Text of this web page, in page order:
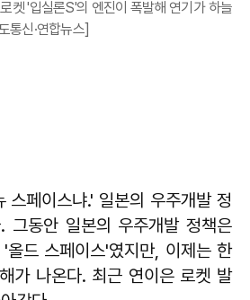
켓 '입실론S'의 엔진이 폭발해 연기가 하늘
통신·연합뉴스]
스페이스냐.' 일본의 우주개발 정
그동안 일본의 우주개발 정책은
올드 스페이스'였지만, 이제는 한
가 나온다. 최근 연이은 로켓 발